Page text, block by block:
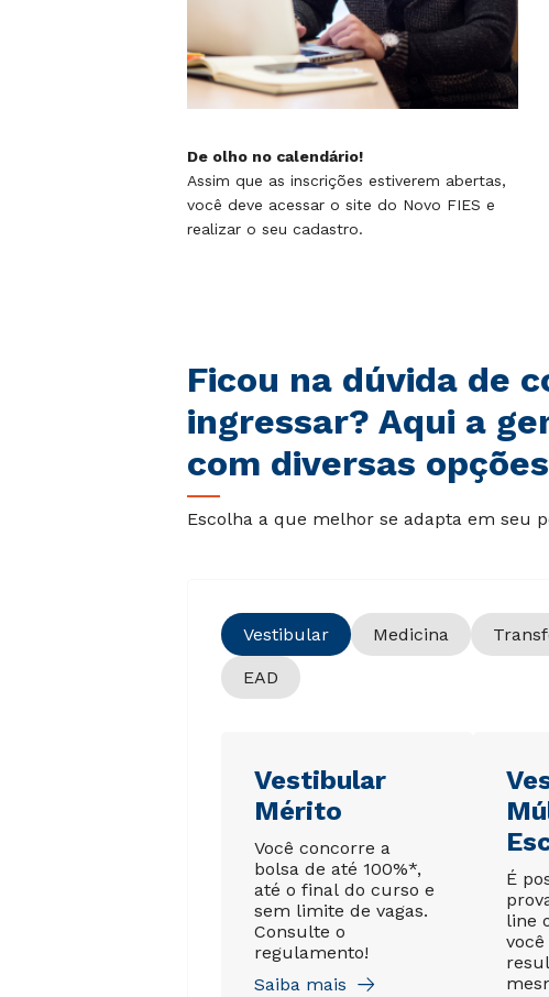
De olho no calendário!
Assim que as inscrições estiverem abertas,
você deve acessar o site do Novo FIES e
realizar o seu cadastro.
Ficou na dúvida de
ingressar? Aqui a
com diversas
Escolha a que melhor se adapta em seu
Vestibular Medicina
EAD
Vestibular
Mérito
Você concorre a
bolsa de até 100%*,
até o final do curso e
sem limite de vagas.
Consulte o
regulamento!
Saiba mais
É
line
você